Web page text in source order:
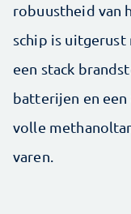
robuustheid van
schip is uitgerust
een stack
batterijen en
volle
varen.